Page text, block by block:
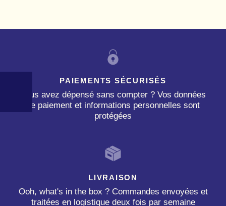
PAIEMENTS SÉCURISÉS
Vous avez dépensé sans compter ? Vos données
de paiement et informations personnelles sont
protégées
LIVRAISON
Ooh, what's in the box ? Commandes envoyées et
traitées en logistique deux fois par semaine